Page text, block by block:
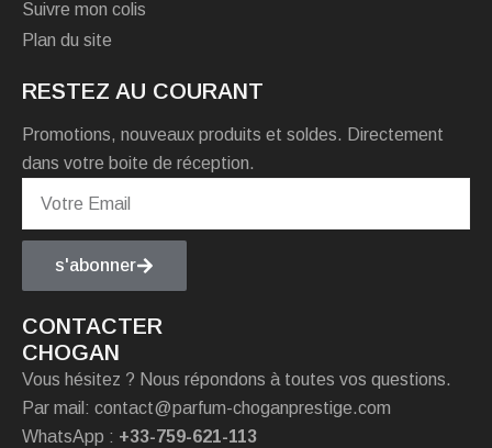
Suivre mon colis
Plan du site
RESTEZ AU COURANT
Promotions, nouveaux produits et soldes. Directement
dans votre boite de réception.
s'abonner
CONTACTER
CHOGAN
Vous hésitez ? Nous répondons à toutes vos questions.
Par mail: contact@parfum-choganprestige.com
WhatsApp : +33-759-621-113